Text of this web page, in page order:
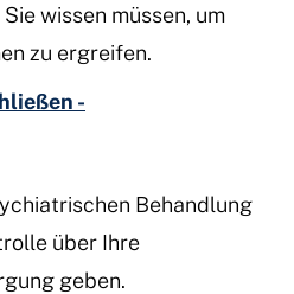
wissen müssen, um
zu ergreifen.
-
Behandlung
über Ihre
geben.